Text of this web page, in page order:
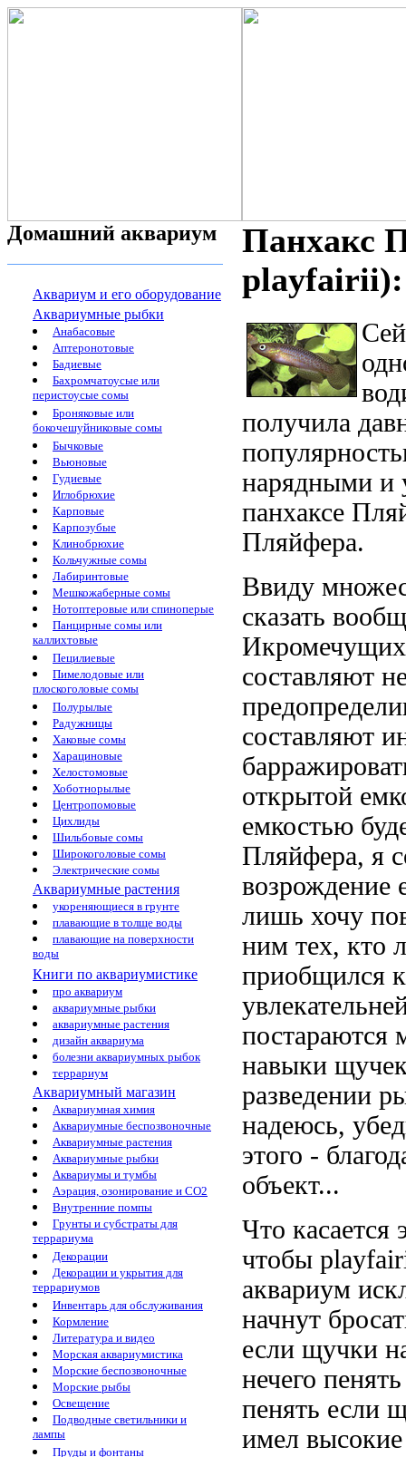
Домашний аквариум
Аквариум и его оборудование
Аквариумные рыбки
Анабасовые
Аптеронотовые
Бадиевые
Бахромчатоусые или
перистоусые сомы
Броняковые или
бокочешуйниковые сомы
Бычковые
Вьюновые
Гудиевые
Иглобрюхие
Карповые
Карпозубые
Клинобрюхие
Кольчужные сомы
Лабиринтовые
Мешкожаберные сомы
Нотоптеровые или спиноперые
Панцирные сомы или
каллихтовые
Пецилиевые
Пимелодовые или
плоскоголовые сомы
Полурылые
Радужницы
Хаковые сомы
Харациновые
Хелостомовые
Хоботнорылые
Центропомовые
Цихлиды
Шильбовые сомы
Широкоголовые сомы
Электрические сомы
Аквариумные растения
укореняющиеся в грунте
плавающие в толще воды
плавающие на поверхности
воды
Книги по аквариумистике
про аквариум
аквариумные рыбки
аквариумные растения
дизайн аквариума
болезни аквариумных рыбок
террариум
Аквариумный магазин
Аквариумная химия
Аквариумные беспозвоночные
Аквариумные растения
Аквариумные рыбки
Аквариумы и тумбы
Аэрация, озонирование и CO2
Внутренние помпы
Грунты и субстраты для
террариума
Декорации
Декорации и укрытия для
террариумов
Инвентарь для обслуживания
Кормление
Литература и видео
Морская аквариумистика
Морские беспозвоночные
Морские рыбы
Освещение
Подводные светильники и
лампы
Пруды и фонтаны
Панхакс
playfairii):
получила
нарядными и
панхаксе
Пляйфера.
Ввиду
сказать
составляют
составляют
открытой
емкостью
Пляйфера, я
возрождение
лишь хочу
ним тех, кто
приобщился
постараются
навыки
разведении
надеюсь,
этого -
объект...
Что касается
чтобы
аквариум
начнут
если щучки
нечего
пенять если
имел высокие